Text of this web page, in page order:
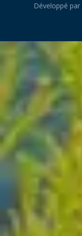
Développé par